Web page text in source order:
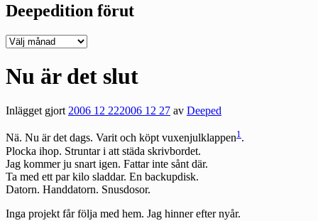
Deepedition förut
Deepedition
Nu är det slut
Inlägget gjort2006 12 222006 12 27 av Deeped
Nä. Nu är det dags. Varit och köpt vuxenjulklappen1.
Plocka ihop. Struntar i att städa skrivbordet.
Jag kommer ju snart igen. Fattar inte sånt där.
Ta med ett par kilo sladdar. En backupdisk.
Datorn. Handdatorn. Snusdosor.
Inga projekt får följa med hem. Jag hinner efter nyår.